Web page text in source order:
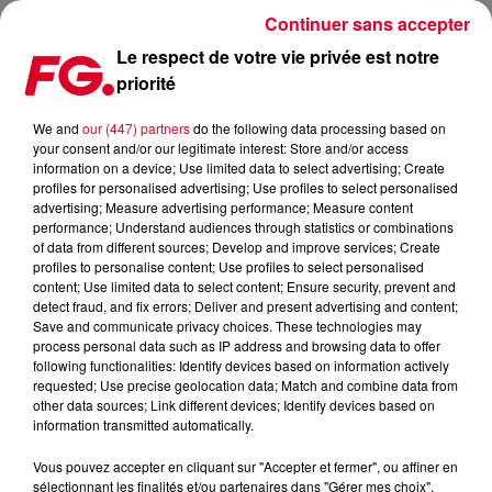
CLOSER, LE TUBE QUI PROPULSA THE CHAINSMOKERS, FÊTE
Publié : 8 septembre 2021 à 7h57 par Antony HARARI
Le respect de votre vie privée est notre
priorité
We and our (447) partnersdo the following data processing based on
your consent and/or our legitimate interest: Store and/or access
information on a device; Use limited data to select advertising; Create
profiles for personalised advertising; Use profiles to select personalised
advertising; Measure advertising performance; Measure content
performance; Understand audiences through statistics or combinations
of data from different sources; Develop and improve services; Create
profiles to personalise content; Use profiles to select personalised
content; Use limited data to select content; Ensure security, prevent and
detect fraud, and fix errors; Deliver and present advertising and content;
Save and communicate privacy choices. These technologies may
process personal data such as IP address and browsing data to offer
following functionalities: Identify devices based on information actively
requested; Use precise geolocation data; Match and combine data from
other data sources; Link different devices; Identify devices based on
information transmitted automatically.
Vous pouvez accepter en cliquant sur "Accepter et fermer", ou affiner en
sélectionnant les finalités et/ou partenaires dans "Gérer mes choix".
Continuer sans accepter